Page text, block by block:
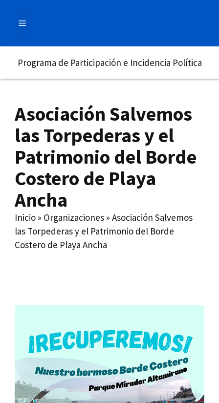
MENÚ
Programa de Participación e Incidencia Política
Asociación Salvemos
las Torpederas y el
Patrimonio del Borde
Costero de Playa
Ancha
Inicio » Organizaciones » Asociación Salvemos
las Torpederas y el Patrimonio del Borde
Costero de Playa Ancha